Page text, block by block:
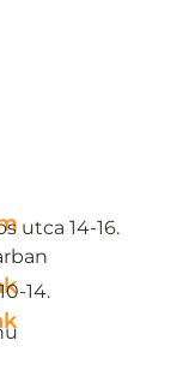
utca 14-16.
14.